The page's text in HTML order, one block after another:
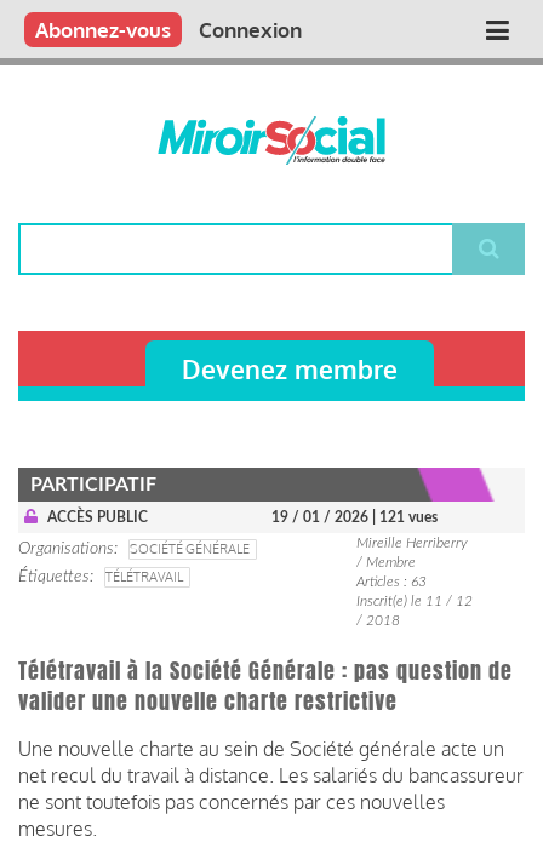
Aller
contenu
Main
Qui sommes nous ?
Vous publiez
Nous publions
Contactez-nous
Abonnez-vous Connexion
Devenez membre
PARTICIPATIF
ACCÈS PUBLIC 19 / 01 / 2026 | 121 vues
Organisations
SOCIÉTÉ GÉNÉRALE
Étiquettes
TÉLÉTRAVAIL
Mireille Herriberry
/ Membre
Articles : 63
Inscrit(e) le 11 / 12
/ 2018
Télétravail à la Société Générale : pas question de
valider une nouvelle charte restrictive
Une nouvelle charte au sein de Société générale acte un
net recul du travail à distance. Les salariés du bancassureur
ne sont toutefois pas concernés par ces nouvelles
mesures.